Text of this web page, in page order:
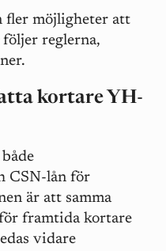
fler möjligheter att
reglerna,
kortare YH-
CSN‑lån för
är att samma
framtida kortare
vidare